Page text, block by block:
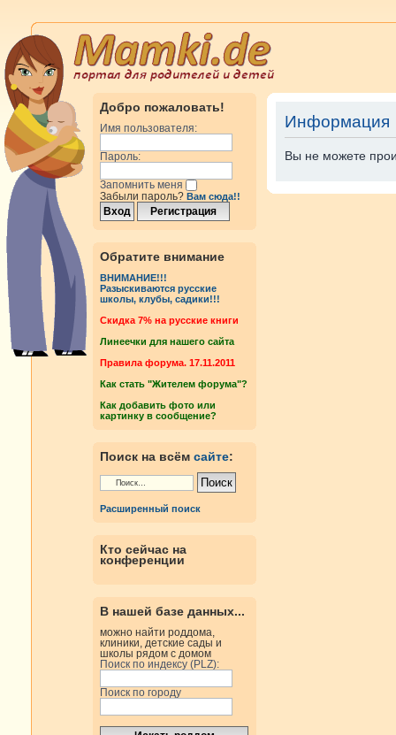
Добро пожаловать!
Имя пользователя:
Пароль:
Запомнить меня
Забыли пароль? Вам сюда!!
Обратите внимание
ВНИМАНИЕ!!!
Разыскиваются русские
школы, клубы, садики!!!
Cкидка 7% на русские книги
Линеечки для нашего сайта
Правила форума. 17.11.2011
Как стать "Жителем форума"?
Как добавить фото или
картинку в сообщение?
Поиск на всём сайте:
Расширенный поиск
Кто сейчас на
конференции
В нашей базе данных...
можно найти роддома,
клиники, детские сады и
школы рядом с домом
Поиск по индексу (PLZ):
Поиск по городу
Информация
Вы не можете